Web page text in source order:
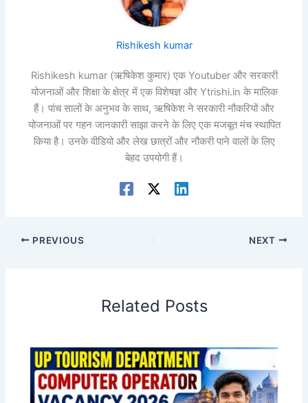
Rishikesh kumar
Rishikesh kumar (ऋषिकेश कुमार) एक Youtuber और सरकारी
योजनाओं और शिक्षा के क्षेत्र में एक विशेषज्ञ और Ytrishi.in के मालिक
हैं। पांच सालों के अनुभव के साथ, ऋषिकेश ने सरकारी नौकरियों और
योजनाओं पर गहन जानकारी साझा करने के लिए एक मजबूत मंच स्थापित
किया है। उनके वीडियो और लेख छात्रों और नौकरी पाने वालों के लिए
बेहद उपयोगी हैं।
PREVIOUS NEXT
Related Posts